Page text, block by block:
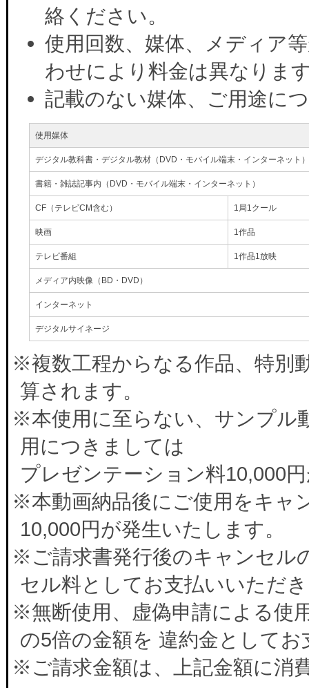
絡ください。
使用回数、媒体、メディア
わせにより料金は異なりま
記載のない媒体、ご用途に
使用媒体
デジタル教科書・デジタル教材（DVD・モバイル端末・インターネット）
書籍・雑誌記事内（DVD・モバイル端末・インターネット）
CF（テレビCM含む） 1局1クール
映画 1作品
テレビ番組 1作品1放映
メディア内映像（BD・DVD）
インターネット
デジタルサイネージ
※複数工程からなる作品、特別
算されます。
※本使用に至らない、サンプル
用につきましては
プレゼンテーション料10,000
※本動画納品後にご使用をキャ
10,000円が発生いたします。
※ご請求書発行後のキャンセル
セル料としてお支払いいただ
※無断使用、虚偽申請による使
の5倍の金額を 違約金として
※ご請求金額は、上記金額に消